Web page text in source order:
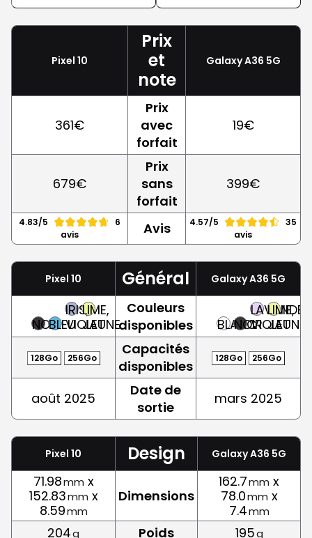
Pixel 10
Prix
et
note
Galaxy A36 5G
361€
Prix
avec
forfait
19€
679€
Prix
sans
forfait
399€
4.83/5
6
avis
Avis 4.57/5
35
avis
Pixel 10 Général Galaxy A36 5G
NOIRBLEU
IRIS,
VIOLET
LIME,
JAUNE
Couleurs
disponibles
BLANC
NOIR
LAVANDE,
VIOLET
LIME,
JAUNE
128Go 256Go
Capacités
disponibles
128Go 256Go
août 2025
Date de
sortie
mars 2025
Pixel 10 Design Galaxy A36 5G
71.98mm x
152.83mm x
8.59mm
Dimensions
162.7mm x
78.0mm x
7.4mm
204g Poids 195g